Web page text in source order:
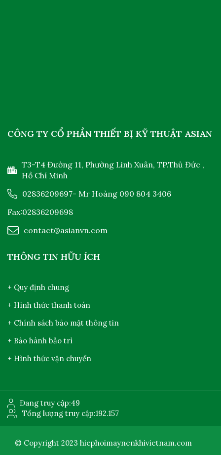
CÔNG TY CỔ PHẦN THIẾT BỊ KỸ THUẬT ASIAN
T3-T4 Đường 11, Phường Linh Xuân, TP.Thủ Đức ,
Hồ Chí Minh
02836209697- Mr Hoàng 090 804 3406
Fax:02836209698
contact@asianvn.com
THÔNG TIN HỮU ÍCH
+ Quy định chung
+ Hình thức thanh toán
+ Chính sách bảo mật thông tin
+ Bảo hành bảo trì
+ Hình thức vận chuyển
Đang truy cập:49
Tổng lượng truy cập:192.157
© Copyright 2023 hiephoimaynenkhivietnam.com